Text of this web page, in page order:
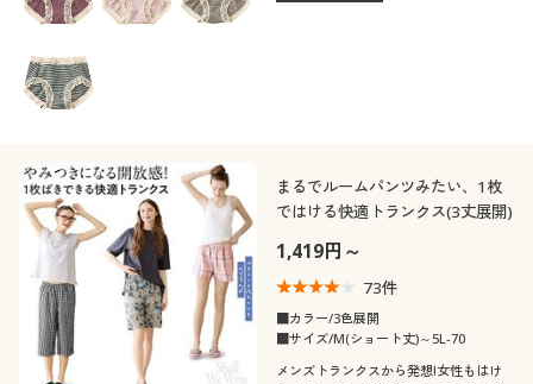
まるでルームパンツみたい、1枚
ではける快適トランクス(3丈展開)
1,419円～
73件
■カラー/3色展開
■サイズ/M(ショート丈)～5L-70
メンズトランクスから発想!女性もはけ